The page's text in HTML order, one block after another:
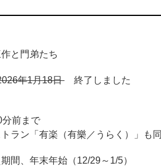
と門弟たち
年1月18日 終了しました
前まで
ラン「有楽（有樂／うらく）」も
間、年末年始（12/29～1/5）